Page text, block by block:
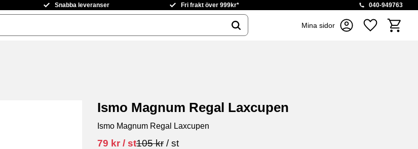
Snabba leveranser Fri frakt över 999kr* 040-949763
Mina sidor Favoriter
Ismo Magnum Regal Laxcupen
Ismo Magnum Regal Laxcupen
Nedsatt pris:
79 kr / stOrdinarie pris:
105kr /st